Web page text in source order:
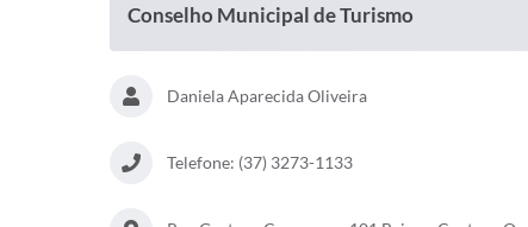
Conselho Municipal de Turismo
Daniela Aparecida Oliveira
Telefone: (37) 3273-1133